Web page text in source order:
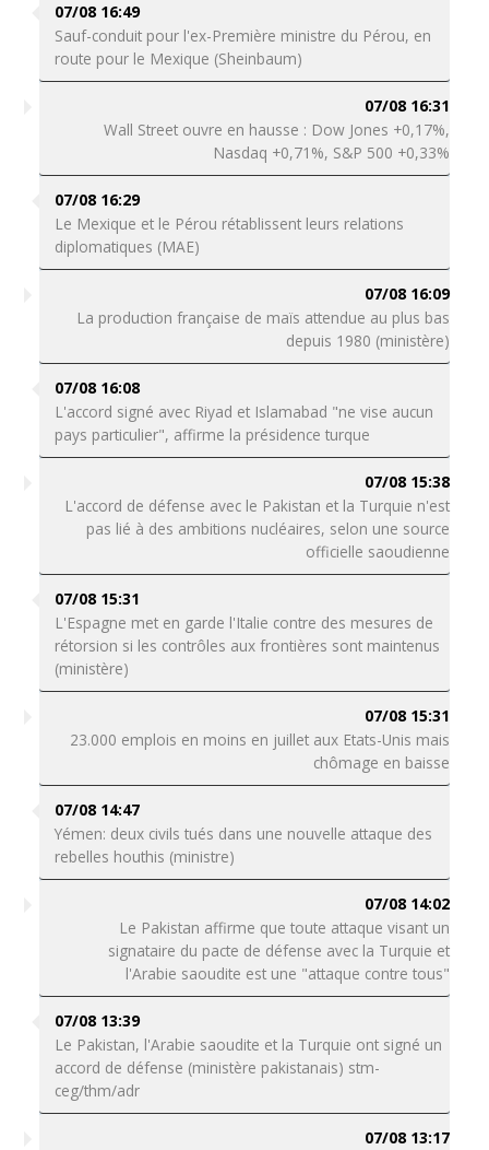
07/08 16:49
Sauf-conduit pour l'ex-Première ministre du Pérou, en
route pour le Mexique (Sheinbaum)
07/08 16:31
Wall Street ouvre en hausse : Dow Jones +0,17%,
Nasdaq +0,71%, S&P 500 +0,33%
07/08 16:29
Le Mexique et le Pérou rétablissent leurs relations
diplomatiques (MAE)
07/08 16:09
La production française de maïs attendue au plus bas
depuis 1980 (ministère)
07/08 16:08
L'accord signé avec Riyad et Islamabad "ne vise aucun
pays particulier", affirme la présidence turque
07/08 15:38
L'accord de défense avec le Pakistan et la Turquie n'est
pas lié à des ambitions nucléaires, selon une source
officielle saoudienne
07/08 15:31
L'Espagne met en garde l'Italie contre des mesures de
rétorsion si les contrôles aux frontières sont maintenus
(ministère)
07/08 15:31
23.000 emplois en moins en juillet aux Etats-Unis mais
chômage en baisse
07/08 14:47
Yémen: deux civils tués dans une nouvelle attaque des
rebelles houthis (ministre)
07/08 14:02
Le Pakistan affirme que toute attaque visant un
signataire du pacte de défense avec la Turquie et
l'Arabie saoudite est une "attaque contre tous"
07/08 13:39
Le Pakistan, l'Arabie saoudite et la Turquie ont signé un
accord de défense (ministère pakistanais) stm-
ceg/thm/adr
07/08 13:17